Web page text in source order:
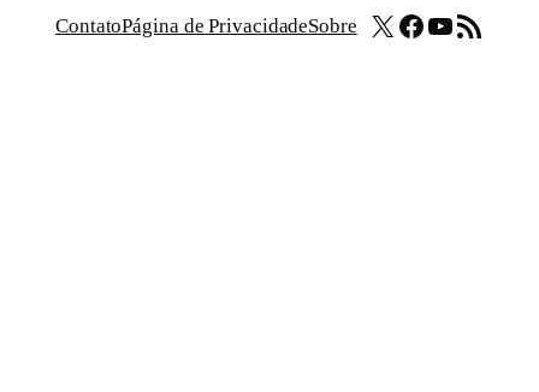
ContatoPágina de PrivacidadeSobre X Facebook
Youtube
Feed RSS